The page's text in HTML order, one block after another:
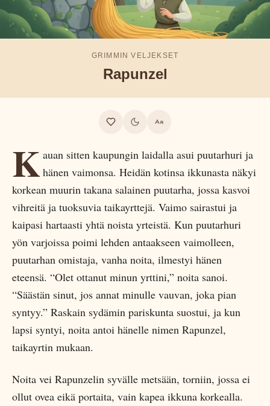
GRIMMIN VELJEKSET
Rapunzel
Kauan sitten kaupungin laidalla asui puutarhuri ja
hänen vaimonsa. Heidän kotinsa ikkunasta näkyi
korkean muurin takana salainen puutarha, jossa kasvoi
vihreitä ja tuoksuvia taikayrttejä. Vaimo sairastui ja
kaipasi hartaasti yhtä noista yrteistä. Kun puutarhuri
yön varjoissa poimi lehden antaakseen vaimolleen,
puutarhan omistaja, vanha noita, ilmestyi hänen
eteensä. “Olet ottanut minun yrttini,” noita sanoi.
“Säästän sinut, jos annat minulle vauvan, joka pian
syntyy.” Raskain sydämin pariskunta suostui, ja kun
lapsi syntyi, noita antoi hänelle nimen Rapunzel,
taikayrtin mukaan.
Noita vei Rapunzelin syvälle metsään, torniin, jossa ei
ollut ovea eikä portaita, vain kapea ikkuna korkealla.